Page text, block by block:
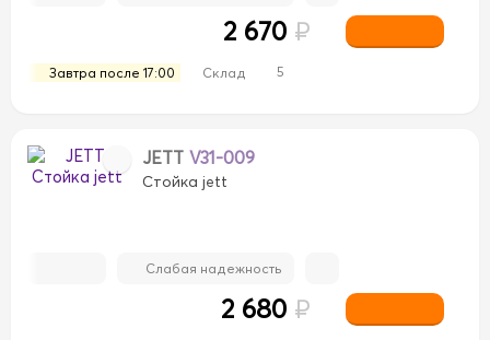
Завтра после 17:00 Склад 5
2 670 ₽
JETT V31-009
Стойка jett
Слабая надежность
2 680 ₽